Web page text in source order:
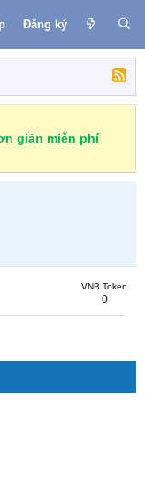
Đăng ký
giản miễn phí
VNB Token
0